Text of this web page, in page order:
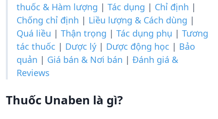
thuốc & Hàm lượng | Tác dụng | Chỉ định |
Chống chỉ định | Liều lượng & Cách dùng |
Quá liều | Thận trọng | Tác dụng phụ | Tương
tác thuốc | Dược lý | Dược động học | Bảo
quản | Giá bán & Nơi bán | Đánh giá &
Reviews
Thuốc Unaben là gì?